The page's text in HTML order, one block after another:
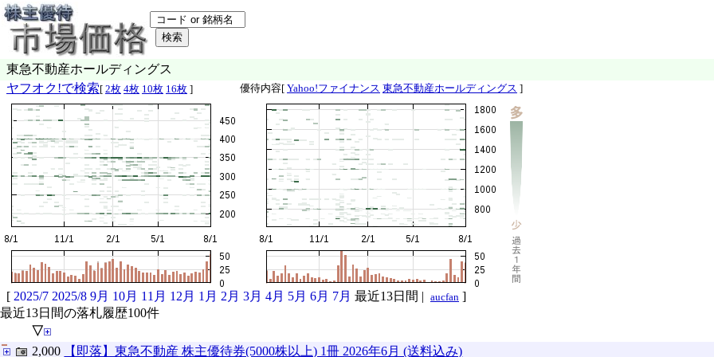
東急不動産ホールディングス
ヤフオク!で検索 [ 2枚 4枚 10枚 16枚 ] 優待内容[ Yahoo!ファイナンス 東急不動産ホールディングス ]
[ 2025/7 2025/8 9月 10月 11月 12月 1月 2月 3月 4月 5月 6月 7月 最近13日間 | aucfan ]
最近13日間の落札履歴100件
▽
2,000
【即落】東急不動産 株主優待券(5000株以上) 1冊 2026年6月 (送料込み)